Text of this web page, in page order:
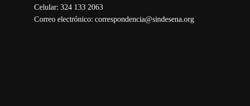
Celular: 324 133 2063
Correo electrónico: correspondencia@sindesena.org